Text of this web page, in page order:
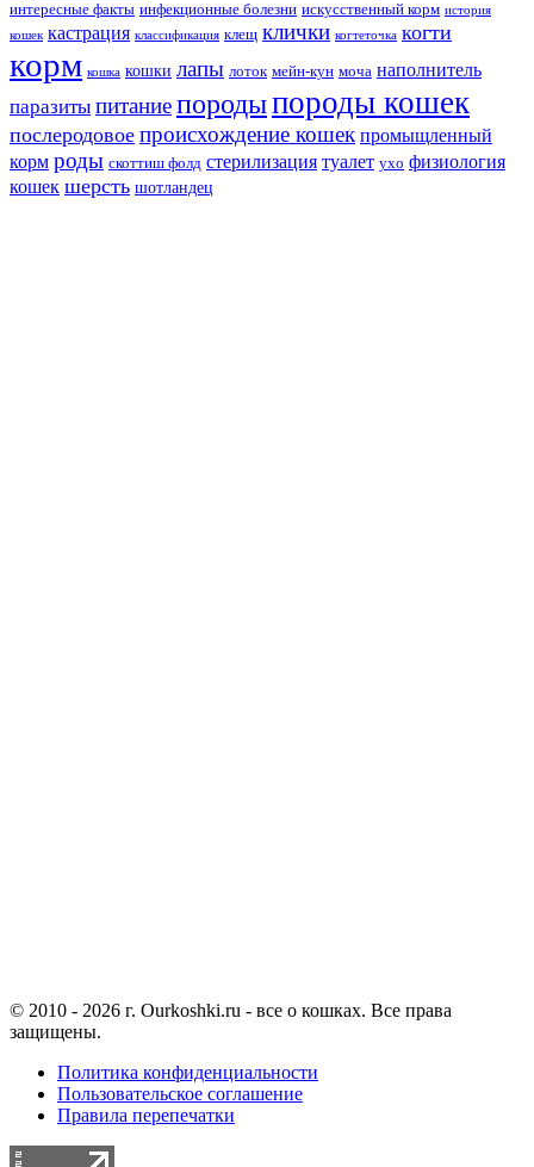
интересные факты инфекционные болезни искусственный корм история
кошек кастрация классификация клещ клички когтеточка когти
корм кошка кошки лапы лоток мейн-кун моча наполнитель
паразиты питаниепородыпороды кошек
послеродовое происхождение кошек промыщленный
корм роды скоттиш фолд стерилизация туалет ухо физиология
кошек шерсть шотландец
© 2010 - 2026 г. Ourkoshki.ru - все о кошках. Все права
защищены.
Политика конфиденциальности
Пользовательское соглашение
Правила перепечатки